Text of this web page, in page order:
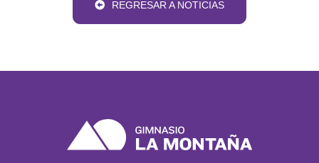
REGRESAR A NOTICIAS